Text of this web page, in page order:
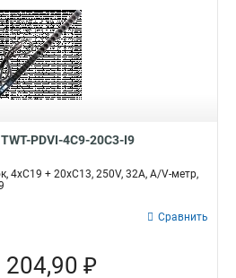
PDVI-4C9-20C3-I9
4xC19 + 20xC13, 250V, 32A, A/V-метр,
Сравнить
204,90 ₽